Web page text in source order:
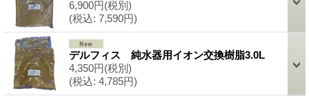
6,900円(税別)
(税込: 7,590円)
デルフィス 純水器用イオン交換樹脂3.0L
4,350円(税別)
(税込: 4,785円)